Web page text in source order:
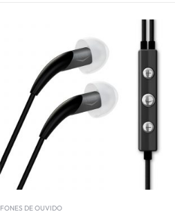
FONES DE OUVIDO